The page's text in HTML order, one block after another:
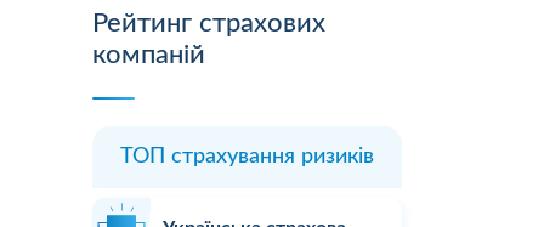
Рейтинг страхових
компаній
ТОП страхування ризиків